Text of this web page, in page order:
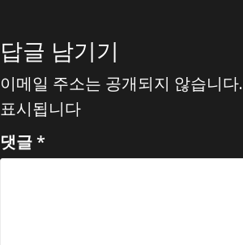
답글 남기기
이메일 주소는 공개되지 않습니다.
표시됩니다
댓글*